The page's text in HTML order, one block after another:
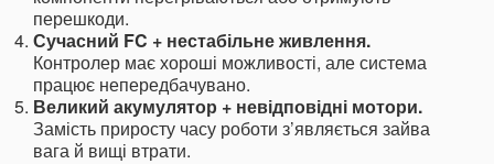
перешкоди.
Сучасний FC + нестабільне живлення.
Контролер має хороші можливості, але система
працює непередбачувано.
Великий акумулятор + невідповідні мотори.
Замість приросту часу роботи з’являється зайва
вага й вищі втрати.